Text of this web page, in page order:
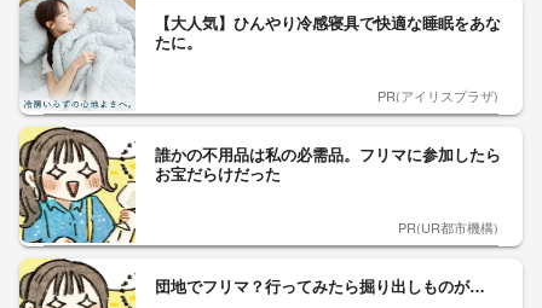
【大人気】ひんやり冷感寝具で快適な睡眠をあな
たに。
PR(アイリスプラザ)
誰かの不用品は私の必需品。フリマに参加したら
お宝だらけだった
PR(UR都市機構)
団地でフリマ？行ってみたら掘り出しものが…